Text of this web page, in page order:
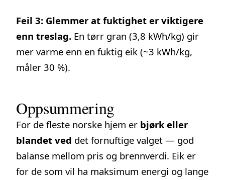
Feil 3: Glemmer at fuktighet er viktigere
enn treslag. En tørr gran (3,8 kWh/kg) gir
mer varme enn en fuktig eik (~3 kWh/kg,
måler 30 %).
Oppsummering
For de fleste norske hjem er bjørk eller
blandet ved det fornuftige valget — god
balanse mellom pris og brennverdi. Eik er
for de som vil ha maksimum energi og lange